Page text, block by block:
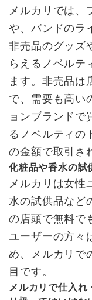
メルカリでは、
や、バンドのラ
非売品のグッズ
らえるノベルテ
ます。非売品は
で、需要も高い
ョンブランドで
るノベルティの
の金額で取引さ
化粧品や香水の試
メルカリは女性
水の試供品など
の店頭で無料で
ユーザーの方々
め、メルカリで
目です。
メルカリで仕入れ